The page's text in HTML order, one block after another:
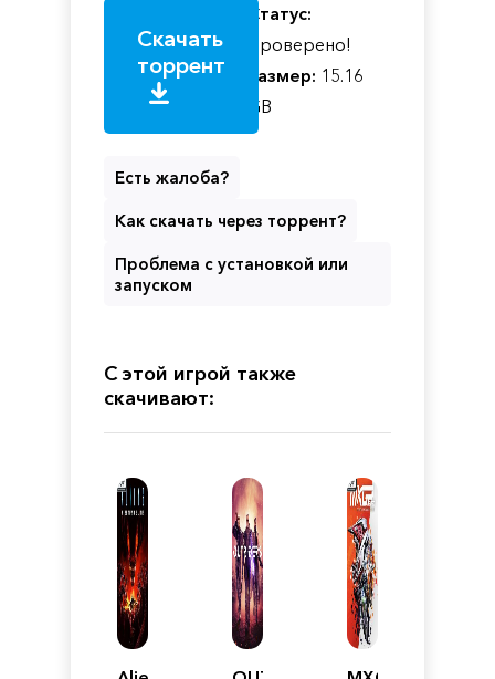
Скачать
торрент
Статус:
Проверено!
Размер: 15.16
GB
Есть жалоба?
Как скачать через торрент?
Проблема с установкой или
запуском
С этой игрой также
скачивают: